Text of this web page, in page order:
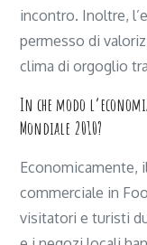
incontro. Inoltre,
permesso di
clima di orgoglio
In che modo
Mondiale 2010?
Economicamente,
commerciale in
visitatori e turisti